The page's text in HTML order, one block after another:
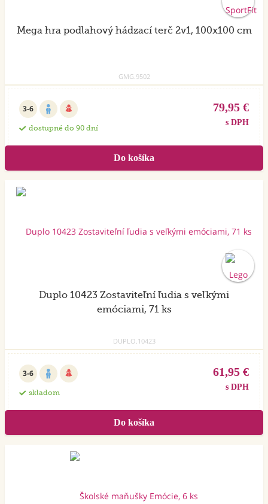
Mega hra podlahový hádzací terč 2v1, 100x100 cm
GMG.9502
3-6
dostupné do 90 dní
79,95 €
s DPH
Duplo 10423 Zostaviteľní ľudia s veľkými
emóciami, 71 ks
DUPLO.10423
3-6
skladom
61,95 €
s DPH